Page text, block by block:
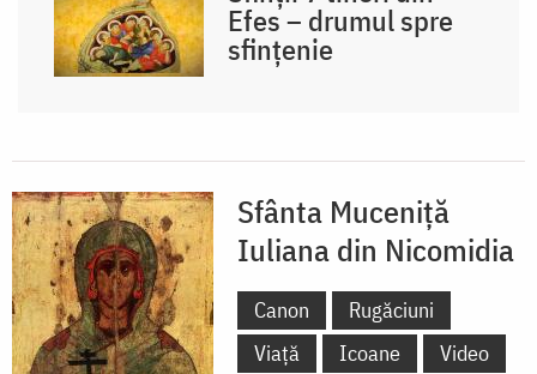
Efes – drumul spre
sfințenie
Sfânta Muceniță
Iuliana din Nicomidia
Canon
Rugăciuni
Viață
Icoane Video